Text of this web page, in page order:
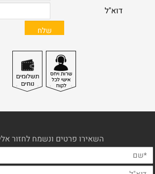
השאירו פרטים ונשמח לחזור